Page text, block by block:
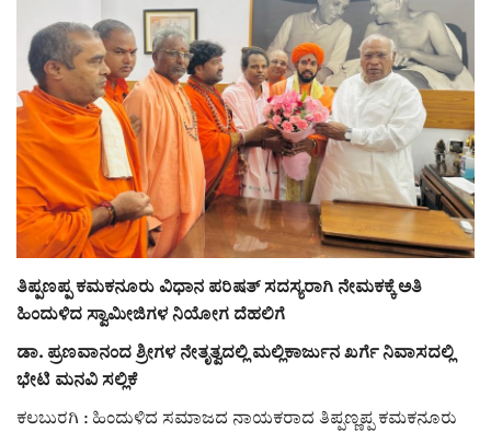
ಕ್ರೈಂ ಸ್ಟೋರಿ
ರಾಜಕೀಯ
ಸುದ್ದಿ
e-paper (ಇ–ಪೇಪರ್‌)
ಪುಸ್ತಕ ಪರಿಚಯ
ಅಂಕಣ
ಸಾಧಕರ ಪರಿಚಯ
ಪತ್ರಕರ್ತರ ಪರಿಚಯ
ತಿಪ್ಪಣಪ್ಪ ಕಮಕನೂರು ವಿಧಾನ ಪರಿಷತ್ ಸದಸ್ಯರಾಗಿ ನೇಮಕಕ್ಕೆ ಅತಿ
ಹಿಂದುಳಿದ ಸ್ವಾಮೀಜಿಗಳ ನಿಯೋಗ ದೆಹಲಿಗೆ
ಡಾ. ಪ್ರಣವಾನಂದ ಶ್ರೀಗಳ ನೇತೃತ್ವದಲ್ಲಿ ಮಲ್ಲಿಕಾರ್ಜುನ ಖರ್ಗೆ ನಿವಾಸದಲ್ಲಿ
ಭೇಟಿ ಮನವಿ ಸಲ್ಲಿಕೆ
ಕಲಬುರಗಿ : ಹಿಂದುಳಿದ ಸಮಾಜದ ನಾಯಕರಾದ ತಿಪ್ಪಣ್ಣಪ್ಪ ಕಮಕನೂರು